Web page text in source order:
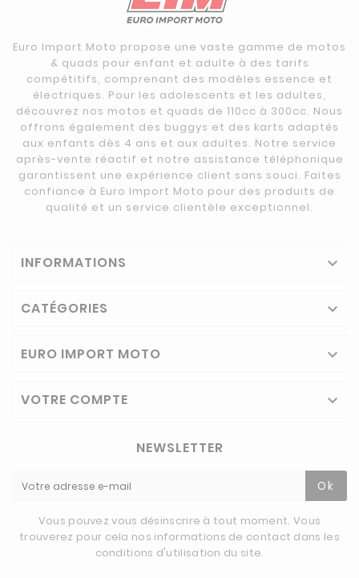
Euro Import Moto propose une vaste gamme de motos
& quads pour enfant et adulte à des tarifs
compétitifs, comprenant des modèles essence et
électriques. Pour les adolescents et les adultes,
découvrez nos motos et quads de 110cc à 300cc. Nous
offrons également des buggys et des karts adaptés
aux enfants dès 4 ans et aux adultes. Notre service
après-vente réactif et notre assistance téléphonique
garantissent une expérience client sans souci. Faites
confiance à Euro Import Moto pour des produits de
qualité et un service clientèle exceptionnel.
INFORMATIONS 
CATÉGORIES 
EURO IMPORT MOTO 
VOTRE COMPTE 
NEWSLETTER
Ok
Vous pouvez vous désinscrire à tout moment. Vous
trouverez pour cela nos informations de contact dans les
conditions d'utilisation du site.